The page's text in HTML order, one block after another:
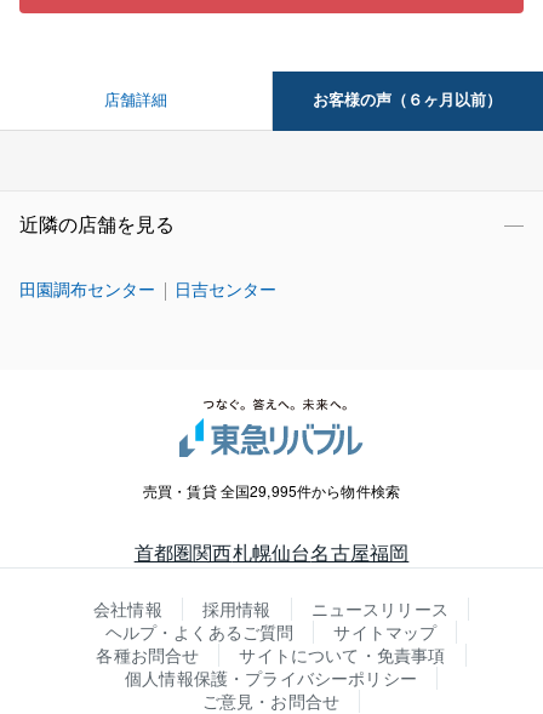
店舗詳細 お客様の声（６ヶ月以前）
近隣の店舗を見る
田園調布センター 日吉センター
売買・賃貸 全国29,995件から物件検索
首都圏関西札幌仙台名古屋福岡
会社情報 採用情報
ニュースリリース
ヘルプ・よくあるご質問
サイトマップ
各種お問合せ
サイトについて・免責事項
個人情報保護・プライバシーポリシー
ご意見・お問合せ